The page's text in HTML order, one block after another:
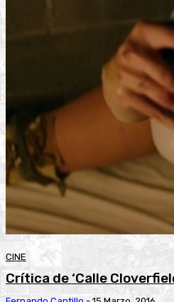
CINE
Crítica de ‘Calle